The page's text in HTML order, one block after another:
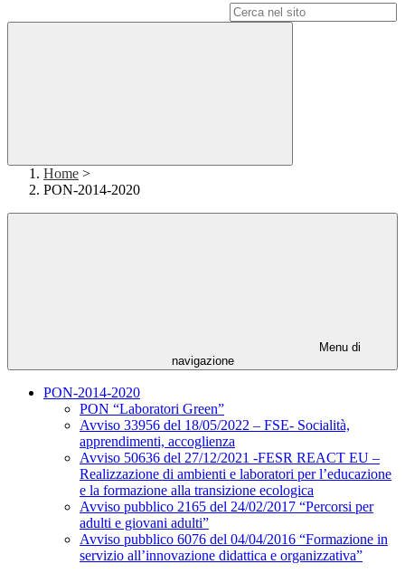
Home >
PON-2014-2020
Menu di
navigazione
PON-2014-2020
PON “Laboratori Green”
Avviso 33956 del 18/05/2022 – FSE- Socialità,
apprendimenti, accoglienza
Avviso 50636 del 27/12/2021 -FESR REACT EU –
Realizzazione di ambienti e laboratori per l’educazione
e la formazione alla transizione ecologica
Avviso pubblico 2165 del 24/02/2017 “Percorsi per
adulti e giovani adulti”
Avviso pubblico 6076 del 04/04/2016 “Formazione in
servizio all’innovazione didattica e organizzativa”